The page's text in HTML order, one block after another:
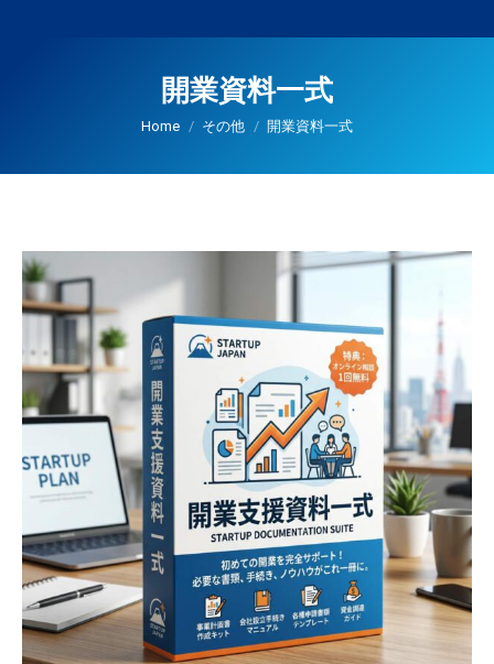
開業資料一式
You are here:
Home その他 開業資料一式